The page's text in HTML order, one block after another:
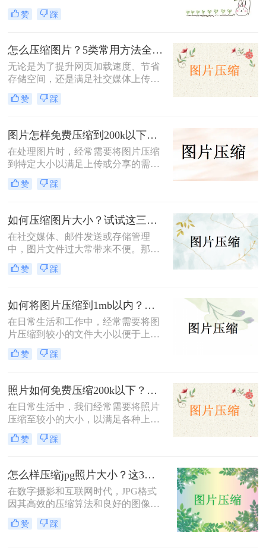
于上传、发送或存储。将图片压缩到
100KB以下是一个常见的需求。那么
将详细介绍几种实现这一目标的方
法。
赞 踩
怎么压缩图片？5类常用方法全解析！
无论是为了提升网页加载速度、节省
存储空间，还是满足社交媒体上传限
制，图片压缩都是高频需求。那么怎
么压缩图片呢？本文系统梳理5类主
你快速掌握压缩技巧。
赞 踩
图片怎样免费压缩到200k以下？二种压缩方法分享
在处理图片时，经常需要将图片压缩
到特定大小以满足上传或分享的需
求。那么图片怎样免费压缩到200k以
下呢？本文将介绍两种免费将图片压
赞 踩
如何压缩图片大小？试试这三种简单有效的压缩方法！
在社交媒体、邮件发送或存储管理
中，图片文件过大常带来不便。那么
如何压缩图片大小呢？本文整理了三
种简单有效的压缩方法，助您快速压
赞 踩
如何将图片压缩到1mb以内？教你三种压缩方法！
在日常生活和工作中，经常需要将图
片压缩到较小的文件大小以便于上
传、分享或存储。那么如何将图片压
缩到1mb以内呢？本文将详细介绍几
赞 踩
照片如何免费压缩200k以下？快来学习这3种压缩方法！
在日常生活中，我们经常需要将照片
压缩至较小的大小，以满足各种上
传、分享或存储的需求。那么照片如
何免费压缩200k以下呢？本文将介绍
法。
赞 踩
怎么样压缩jpg照片大小？这3种图片压缩方法一定要会！
在数字摄影和互联网时代，JPG格式
因其高效的压缩算法和良好的图像质
量而广受欢迎。然而，有时JPG照片
的大小可能过大，不便于分享、上传
赞 踩